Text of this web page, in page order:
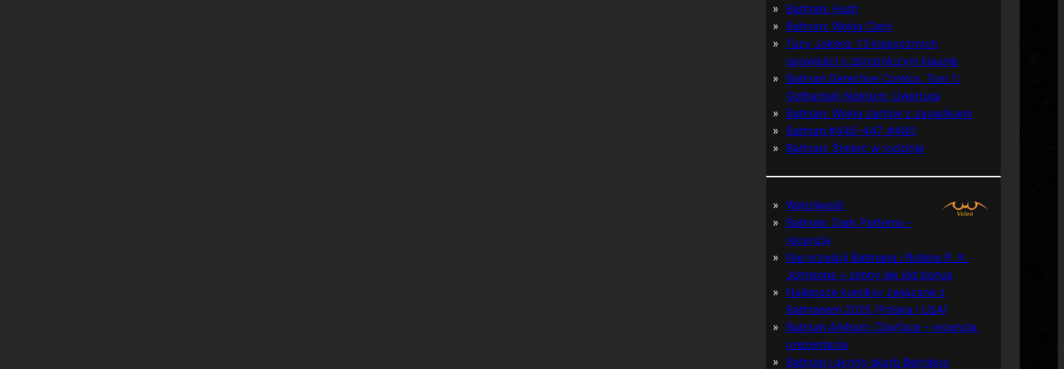
Batman: Hush
Batman: Wojna Cieni
Tuzy Jokera: 13 klasycznych
opowieści o zbrodniczym klaunie
Batman Detective Comics, Tom 1:
Gothamski Nokturn: Uwertura
Batman: Wojna żartów z zagadkami
Batman #445-447, #480
Batman: Śmierć w rodzinie
Wątpliwość
Batman: Dark Patterns –
recenzja
Nie prześpij Batmana i Robina P. K.
Johnsona + zimny jak lód bonus
Najlepsze komiksy związane z
Batmanem 2025 (Polska i USA)
Batman Arkham: Clayface – recenzja,
prezentacja
Batman i ukryty skarb Berniego